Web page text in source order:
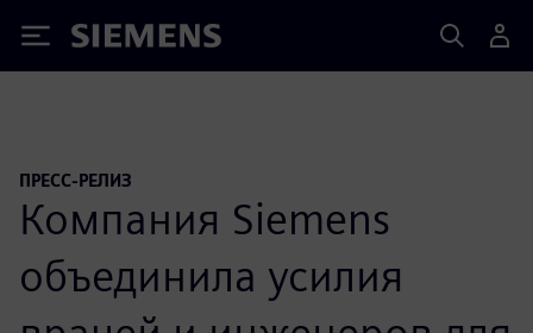
Siemens
ПРЕСС-РЕЛИЗ
Компания Siemens
объединила усилия